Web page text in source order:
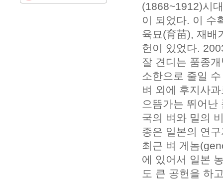
(1868~1912)시
이 되었다. 이 수
육묘(育苗), 재배
헌이 있었다.
잘 견디는 품종
소한으로 줄일
벼 외에 후지사
으뜸가는 뛰어난
국의 벼와 밀의
종은 일본의 연
최근 벼 게놈
에 있어서 일본
도 큰 공헌을 하